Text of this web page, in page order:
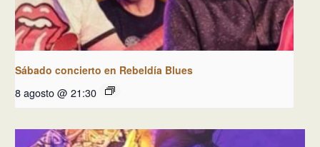
Sábado concierto en Rebeldía Blues
8 agosto @ 21:30